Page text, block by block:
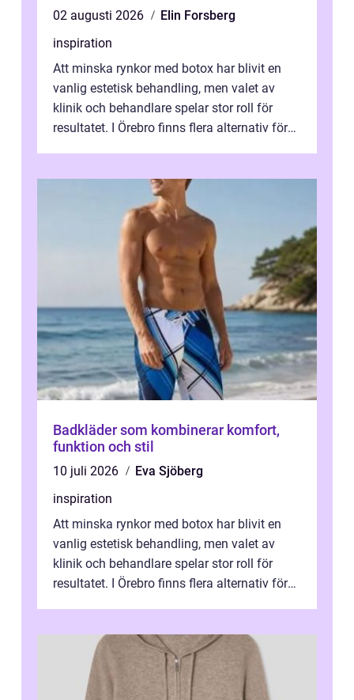
02 augusti 2026
Elin Forsberg
inspiration
Att minska rynkor med botox har blivit en
vanlig estetisk behandling, men valet av
klinik och behandlare spelar stor roll för
resultatet. I Örebro finns flera alternativ för
Badkläder som kombinerar komfort,
funktion och stil
10 juli 2026
Eva Sjöberg
inspiration
Att minska rynkor med botox har blivit en
vanlig estetisk behandling, men valet av
klinik och behandlare spelar stor roll för
resultatet. I Örebro finns flera alternativ för